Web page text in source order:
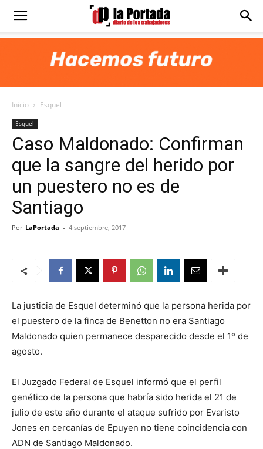
Diario
Portada
Inicio Esquel
Esquel
Caso Maldonado: Confirman
que la sangre del herido por
un puestero no es de
Santiago
Por LaPortada - 4 septiembre, 2017
La justicia de Esquel determinó que la persona herida por
el puestero de la finca de Benetton no era Santiago
Maldonado quien permanece desparecido desde el 1º de
agosto.
El Juzgado Federal de Esquel informó que el perfil
genético de la persona que habría sido herida el 21 de
julio de este año durante el ataque sufrido por Evaristo
Jones en cercanías de Epuyen no tiene coincidencia con
ADN de Santiago Maldonado.